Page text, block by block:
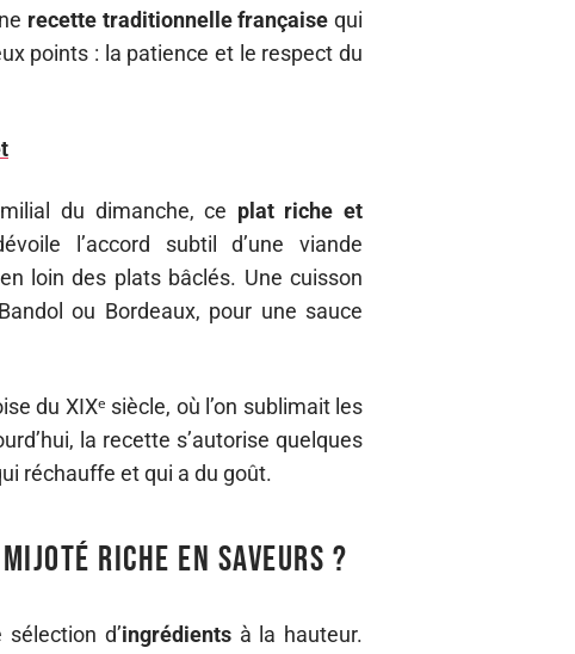
recette traditionnelle française qui
points : la patience et le respect du
du dimanche, ce plat riche et
l’accord subtil d’une viande
loin des plats bâclés. Une cuisson
ou Bordeaux, pour une sauce
du XIXᵉ siècle, où l’on sublimait les
la recette s’autorise quelques
réchauffe et qui a du goût.
riche en saveurs ?
d’ingrédientsà la hauteur.